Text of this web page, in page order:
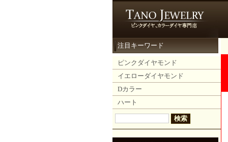
注目キーワード
ピンクダイヤモンド
イエローダイヤモンド
Dカラー
ハート